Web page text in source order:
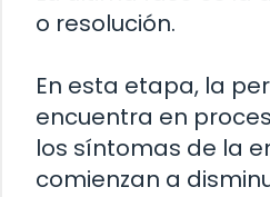
o resolución.
En esta etapa, la
encuentra en
los síntomas de la
comienzan a